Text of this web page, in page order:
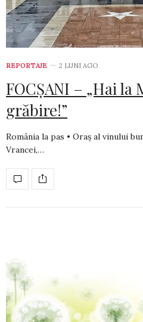
REPORTAJE 2 LUNI AGO
FOCȘANI – „Hai la
grăbire!”
România la pas • Oraș al vinului
Vrancei,…